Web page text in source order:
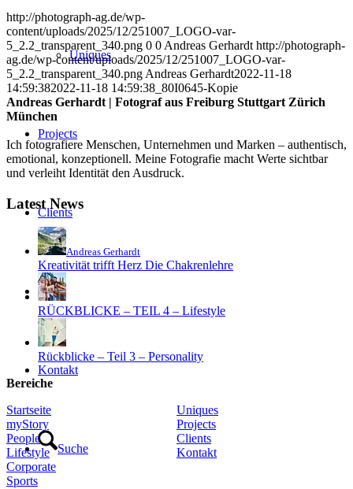
Uniques
Projects
Clients
Blog
Kontakt
Suche
http://photograph-ag.de/wp-
content/uploads/2025/12/251007_LOGO-var-
5_2.2_transparent_340.png 0 0 Andreas Gerhardt http://photograph-
ag.de/wp-content/uploads/2025/12/251007_LOGO-var-
5_2.2_transparent_340.png Andreas Gerhardt2022-11-18
14:59:382022-11-18 14:59:38 _80I0645-Kopie
Andreas Gerhardt | Fotograf aus Freiburg Stuttgart Zürich
München
Ich fotografiere Menschen, Unternehmen und Marken – authentisch,
emotional, konzeptionell. Meine Fotografie macht Werte sichtbar
und verleiht Identität den Ausdruck.
Latest News
Andreas Gerhardt
Kreativität trifft Herz Die Chakrenlehre
RÜCKBLICKE – TEIL 4 – Lifestyle
Rückblicke – Teil 3 – Personality
Bereiche
Startseite
myStory
People
Lifestyle
Corporate
Sports
Uniques
Projects
Clients
Kontakt